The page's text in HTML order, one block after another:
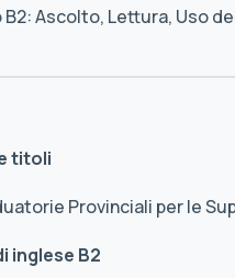
Ascolto, Lettura, Uso
titoli
Provinciali per le
inglese B2